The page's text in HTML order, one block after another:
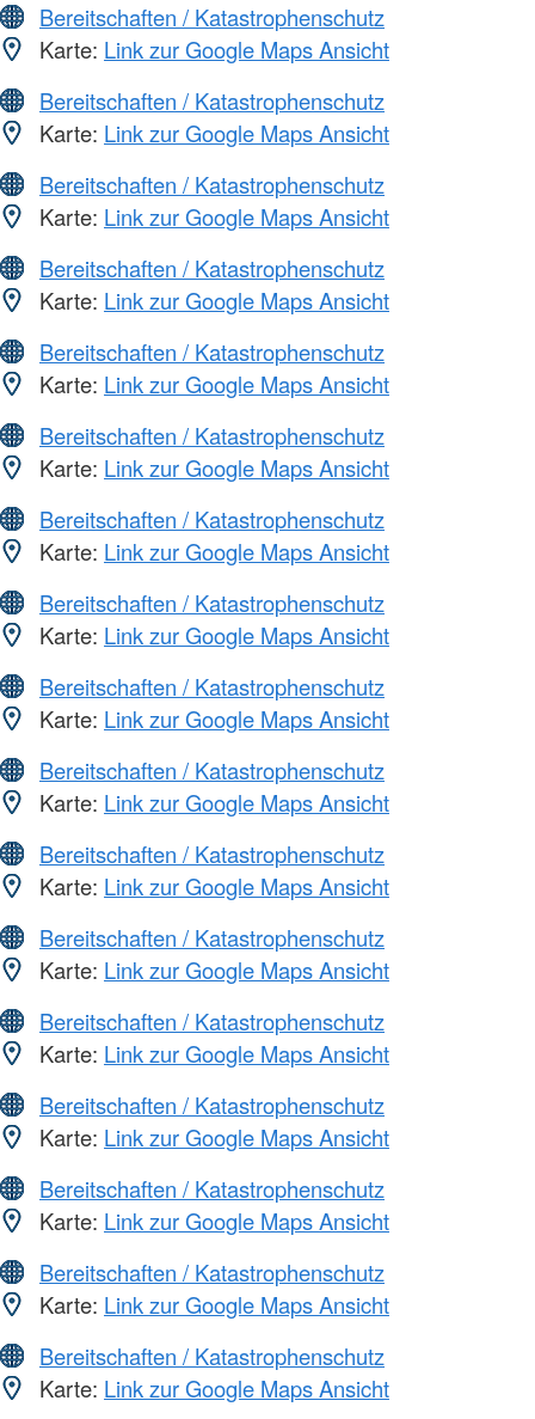
Bereitschaften / Katastrophenschutz
Karte: Link zur Google Maps Ansicht
Bereitschaften / Katastrophenschutz
Karte: Link zur Google Maps Ansicht
Bereitschaften / Katastrophenschutz
Karte: Link zur Google Maps Ansicht
Bereitschaften / Katastrophenschutz
Karte: Link zur Google Maps Ansicht
Bereitschaften / Katastrophenschutz
Karte: Link zur Google Maps Ansicht
Bereitschaften / Katastrophenschutz
Karte: Link zur Google Maps Ansicht
Bereitschaften / Katastrophenschutz
Karte: Link zur Google Maps Ansicht
Bereitschaften / Katastrophenschutz
Karte: Link zur Google Maps Ansicht
Bereitschaften / Katastrophenschutz
Karte: Link zur Google Maps Ansicht
Bereitschaften / Katastrophenschutz
Karte: Link zur Google Maps Ansicht
Bereitschaften / Katastrophenschutz
Karte: Link zur Google Maps Ansicht
Bereitschaften / Katastrophenschutz
Karte: Link zur Google Maps Ansicht
Bereitschaften / Katastrophenschutz
Karte: Link zur Google Maps Ansicht
Bereitschaften / Katastrophenschutz
Karte: Link zur Google Maps Ansicht
Bereitschaften / Katastrophenschutz
Karte: Link zur Google Maps Ansicht
Bereitschaften / Katastrophenschutz
Karte: Link zur Google Maps Ansicht
Bereitschaften / Katastrophenschutz
Karte: Link zur Google Maps Ansicht